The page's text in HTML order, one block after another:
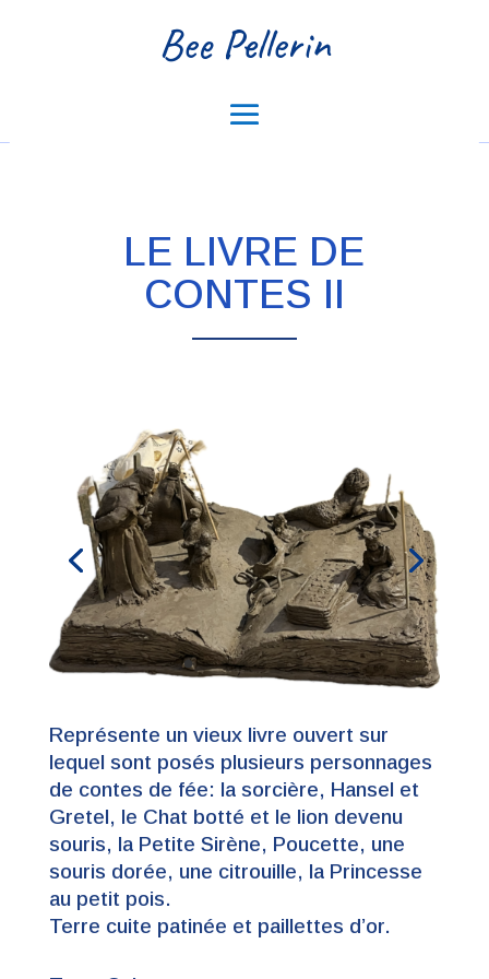
Bee Pellerin
LE LIVRE DE
CONTES II
Représente un vieux livre ouvert sur
lequel sont posés plusieurs personnages
de contes de fée: la sorcière, Hansel et
Gretel, le Chat botté et le lion devenu
souris, la Petite Sirène, Poucette, une
souris dorée, une citrouille, la Princesse
au petit pois.
Terre cuite patinée et paillettes d’or.